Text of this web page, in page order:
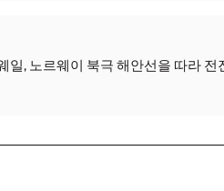
일, 노르웨이 북극 해안선을 따라 전